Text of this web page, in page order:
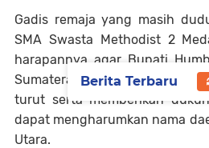
Gadis remaja yang masih
SMA Swasta Methodist 2
harapannya agar Bupati
Sumatera khususnya warga
turut serta memberikan
dapat mengharumkan nama
Utara.
Berita Terbaru